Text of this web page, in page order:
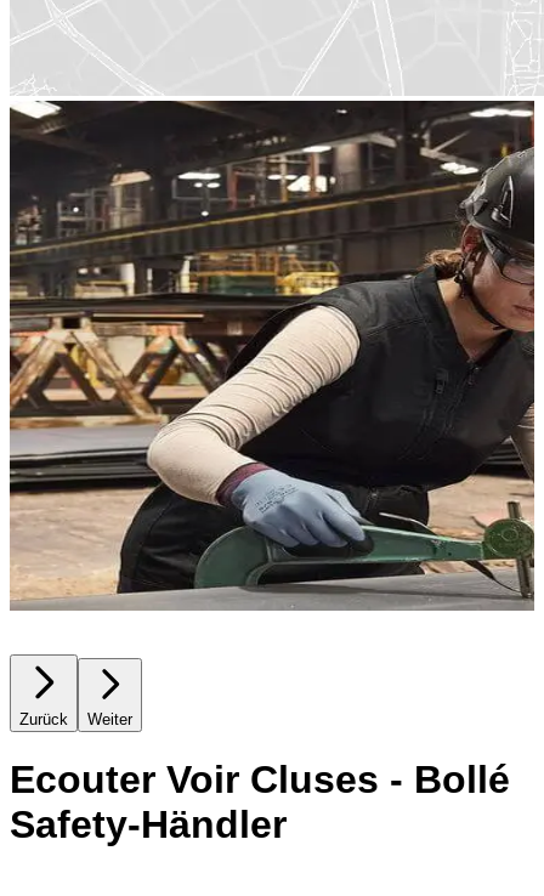
Zurück Weiter
Ecouter Voir Cluses - Bollé
Safety-Händler